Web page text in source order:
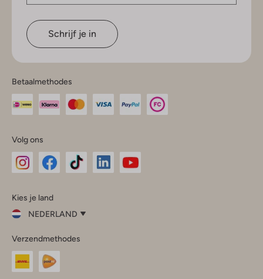
Schrijf je in
Betaalmethodes
Volg ons
InstagramFacebook
Kies je land
NEDERLAND
je
land
Nederland
Verzendmethodes